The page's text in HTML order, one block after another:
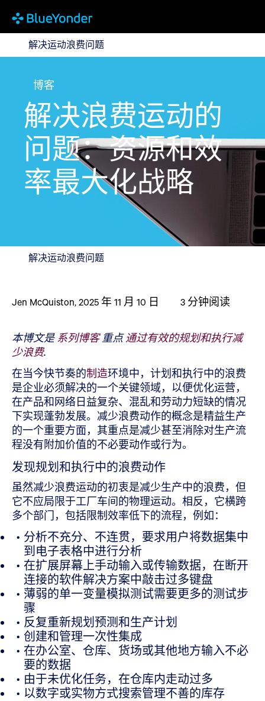
解决运动浪费问题
解决运动浪费问题
博客
解决浪费运动的
问题：资源和效
率最大化战略
解决运动浪费问题
Jen McQuiston,2025 年 11 月 10 日 3 分钟阅读
本博文是 系列博客重点通过有效的规划和执行减
少浪费.
在当今快节奏的制造环境中，计划和执行中的浪费
是企业必须解决的一个关键领域，以便优化运营，
在产品和网络日益复杂、混乱和劳动力短缺的情况
下实现蓬勃发展。减少浪费动作的概念是精益生产
的一个重要方面，其重点是减少甚至消除对生产流
程没有附加价值的不必要动作或行为。
发现规划和执行中的浪费动作
虽然减少浪费运动的初衷是减少生产中的浪费，但
它不应局限于工厂车间的物理运动。相反，它横跨
多个部门，包括限制效率低下的流程，例如：
分析不充分、不连贯，要求用户将数据集中
到电子表格中进行分析
在扩展屏幕上手动输入或传输数据，在断开
连接的软件解决方案中敲击过多键盘
薄弱的单一变量模拟测试需要更多的测试步
骤
反复重新规划预测和生产计划
创建和管理一次性集成
在办公室、仓库、货场或其他地方输入不必
要的数据
由于未优化任务，在仓库内走动过多
以数字或实物方式搜索管理不善的库存